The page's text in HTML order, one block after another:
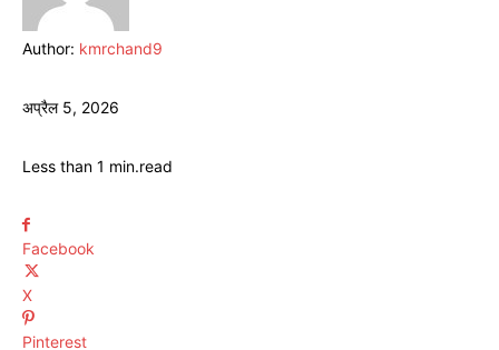
Author: kmrchand9
अप्रैल 5, 2026
Less than 1 min.read
Facebook
X
Pinterest